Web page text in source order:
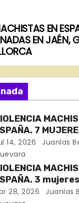
EN
EN JAÉN,
7
EN 11
14, 2026
Juanlas
3 mujeres
en
28, 2026
Juanlas